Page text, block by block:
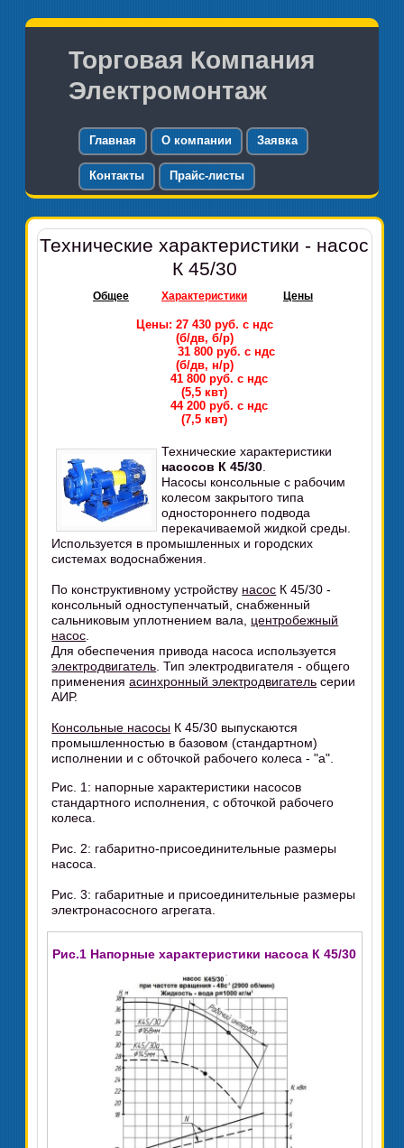
Торговая Компания
Электромонтаж
Главная О компании Заявка
Контакты Прайс-листы
Технические характеристики - насос
К 45/30
Общее Характеристики Цены
Цены: 27 430 руб. с ндс
(б/дв, б/р)
31 800 руб. с ндс
(б/дв, н/р)
41 800 руб. с ндс
(5,5 квт)
44 200 руб. с ндс
(7,5 квт)
Технические характеристики
насосов К 45/30
Насосы консольные с рабочим
колесом закрытого типа
одностороннего подвода
перекачиваемой жидкой среды.
Используется в промышленных и городских
системах водоснабжения.
По конструктивному устройству насос К 45/30 -
консольный одноступенчатый, снабженный
сальниковым уплотнением вала, центробежный
насос
Для обеспечения привода насоса используется
электродвигатель . Тип электродвигателя - общего
примененияасинхронный электродвигатель серии
АИР.
Консольные насосы К 45/30 выпускаются
промышленностью в базовом (стандартном)
исполнении и с обточкой рабочего колеса - "а".
Рис. 1: напорные характеристики насосов
стандартного исполнения, с обточкой рабочего
колеса.
Рис. 2: габаритно-присоединительные размеры
насоса.
Рис. 3: габаритные и присоединительные размеры
электронасосного агрегата.
Рис.1 Напорные характеристики насоса К 45/30